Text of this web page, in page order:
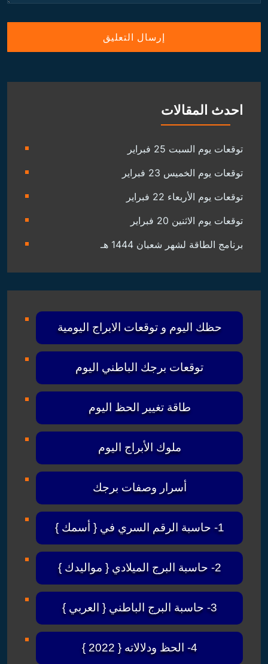
احدث المقالات
توقعات يوم السبت 25 فبراير
توقعات يوم الخميس 23 فبراير
توقعات يوم الأربعاء 22 فبراير
توقعات يوم الاثنين 20 فبراير
برنامج الطاقة لشهر شعبان 1444 هـ
حظك اليوم و توقعات الابراج اليومية
توقعات برجك الباطني اليوم
طاقة تغيير الحظ اليوم
ملوك الأبراج اليوم
أسرار وصفات برجك
1- حاسبة الرقم السري في { أسمك }
2- حاسبة البرج الميلادي { مواليدك }
3- حاسبة البرج الباطني { العربي }
4- الحظ ودلالاته { 2022 }